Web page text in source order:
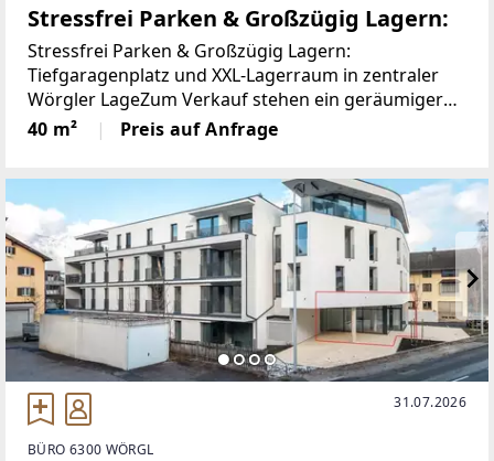
Stressfrei Parken & Großzügig Lagern:
Stressfrei Parken & Großzügig Lagern:
Tiefgaragenplatz und XXL-Lagerraum in zentraler
Wörgler LageZum Verkauf stehen ein geräumiger
Lagerraum sowie ein komfortabler
Tiefgaragenstellplatz in verkehrsgünstiger Lage von
40 m² Preis auf Anfrage
31.07.2026
BÜRO 6300 WÖRGL